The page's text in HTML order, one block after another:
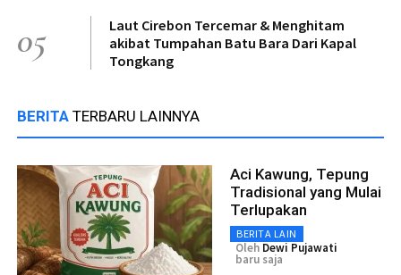
05
Laut Cirebon Tercemar & Menghitam
akibat Tumpahan Batu Bara Dari Kapal
Tongkang
BERITA TERBARU LAINNYA
Aci Kawung, Tepung
Tradisional yang Mulai
Terlupakan
BERITA LAIN
Oleh Dewi Pujawati
baru saja